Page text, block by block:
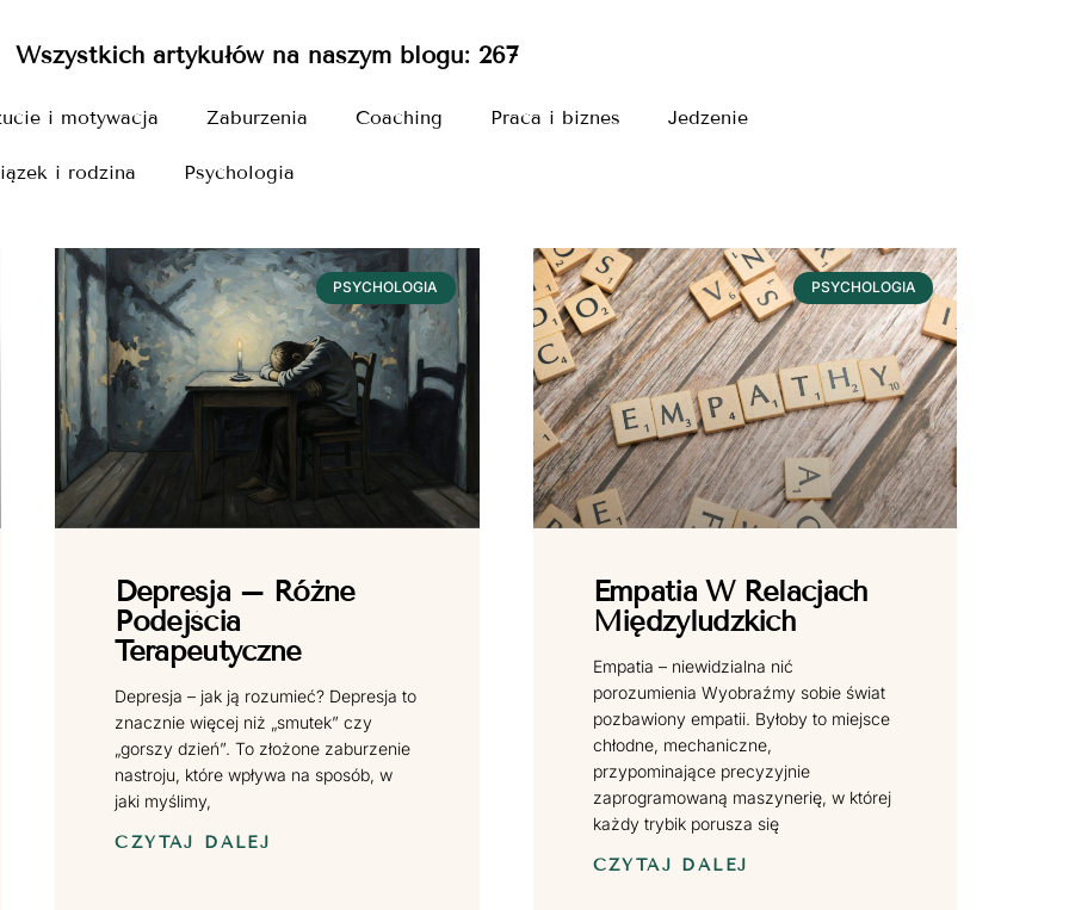
Wszystkich artykułów na naszym blogu: 267
i motywacja Zaburzenia Coaching Praca i biznes Jedzenie
i rodzina Psychologia
PSYCHOLOGIA
Depresja – Różne
Podejścia
Terapeutyczne
Depresja – jak ją rozumieć? Depresja to
znacznie więcej niż „smutek” czy
„gorszy dzień”. To złożone zaburzenie
nastroju, które wpływa na sposób, w
jaki myślimy,
CZYTAJ DALEJ
PSYCHOLOGIA
Empatia W Relacjach
Międzyludzkich
Empatia – niewidzialna nić
porozumienia Wyobraźmy sobie świat
pozbawiony empatii. Byłoby to miejsce
chłodne, mechaniczne,
przypominające precyzyjnie
zaprogramowaną maszynerię, w której
każdy trybik porusza się
CZYTAJ DALEJ